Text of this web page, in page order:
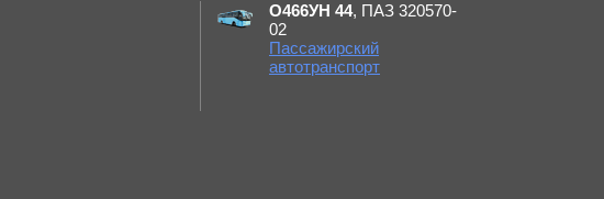
О466УН 44, ПАЗ 320570-
02
Пассажирский
автотранспорт